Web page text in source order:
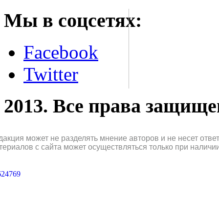
Мы в соцсетях:
Facebook
Twitter
2013. Все права
может не разделять мнение авторов и не несет
с сайта может осуществляться только при